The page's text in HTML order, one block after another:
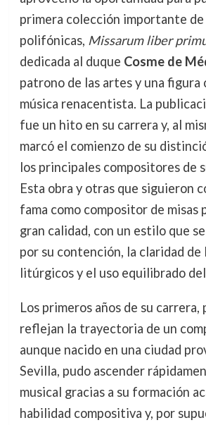
primera colección importante de
polifónicas, Missarum liber
dedicada al duque Cosme de
patrono de las artes y una figura
música renacentista. La
fue un hito en su carrera y, al
marcó el comienzo de su
los principales compositores de
Esta obra y otras que siguieron
fama como compositor de misas
gran calidad, con un estilo que
por su contención, la claridad
litúrgicos y el uso equilibrado
Los primeros años de su
reflejan la trayectoria de un
aunque nacido en una ciudad
Sevilla, pudo ascender
musical gracias a su formación
habilidad compositiva y, por